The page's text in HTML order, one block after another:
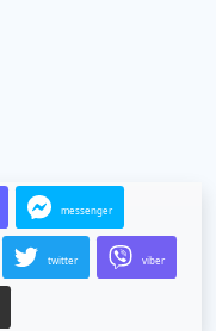
messenger
twitter viber